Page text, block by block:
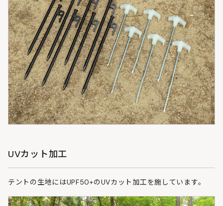
UVカット加工
テントの生地にはUPF50+のUVカット加工を施しています。